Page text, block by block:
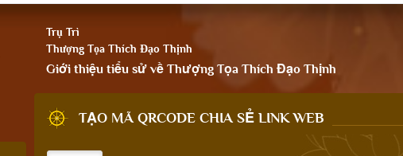
Trụ Trì
Thượng Tọa Thích Đạo Thịnh
Giới thiệu tiểu sử về Thượng Tọa Thích Đạo Thịnh
TẠO MÃ QRCODE CHIA SẺ LINK WEB